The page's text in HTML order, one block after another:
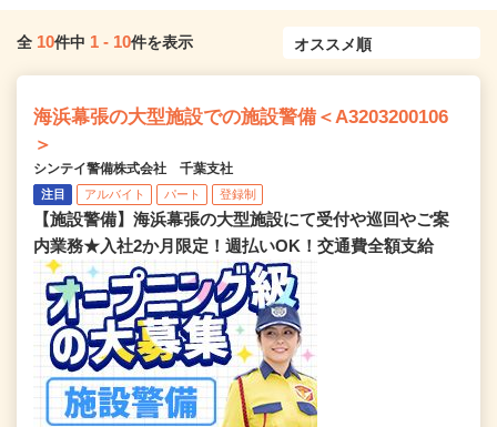
全 10件中 1 - 10件を表示
海浜幕張の大型施設での施設警備＜A3203200106
＞
シンテイ警備株式会社 千葉支社
注目 アルバイト パート 登録制
【施設警備】海浜幕張の大型施設にて受付や巡回やご案
内業務★入社2か月限定！週払いOK！交通費全額支給